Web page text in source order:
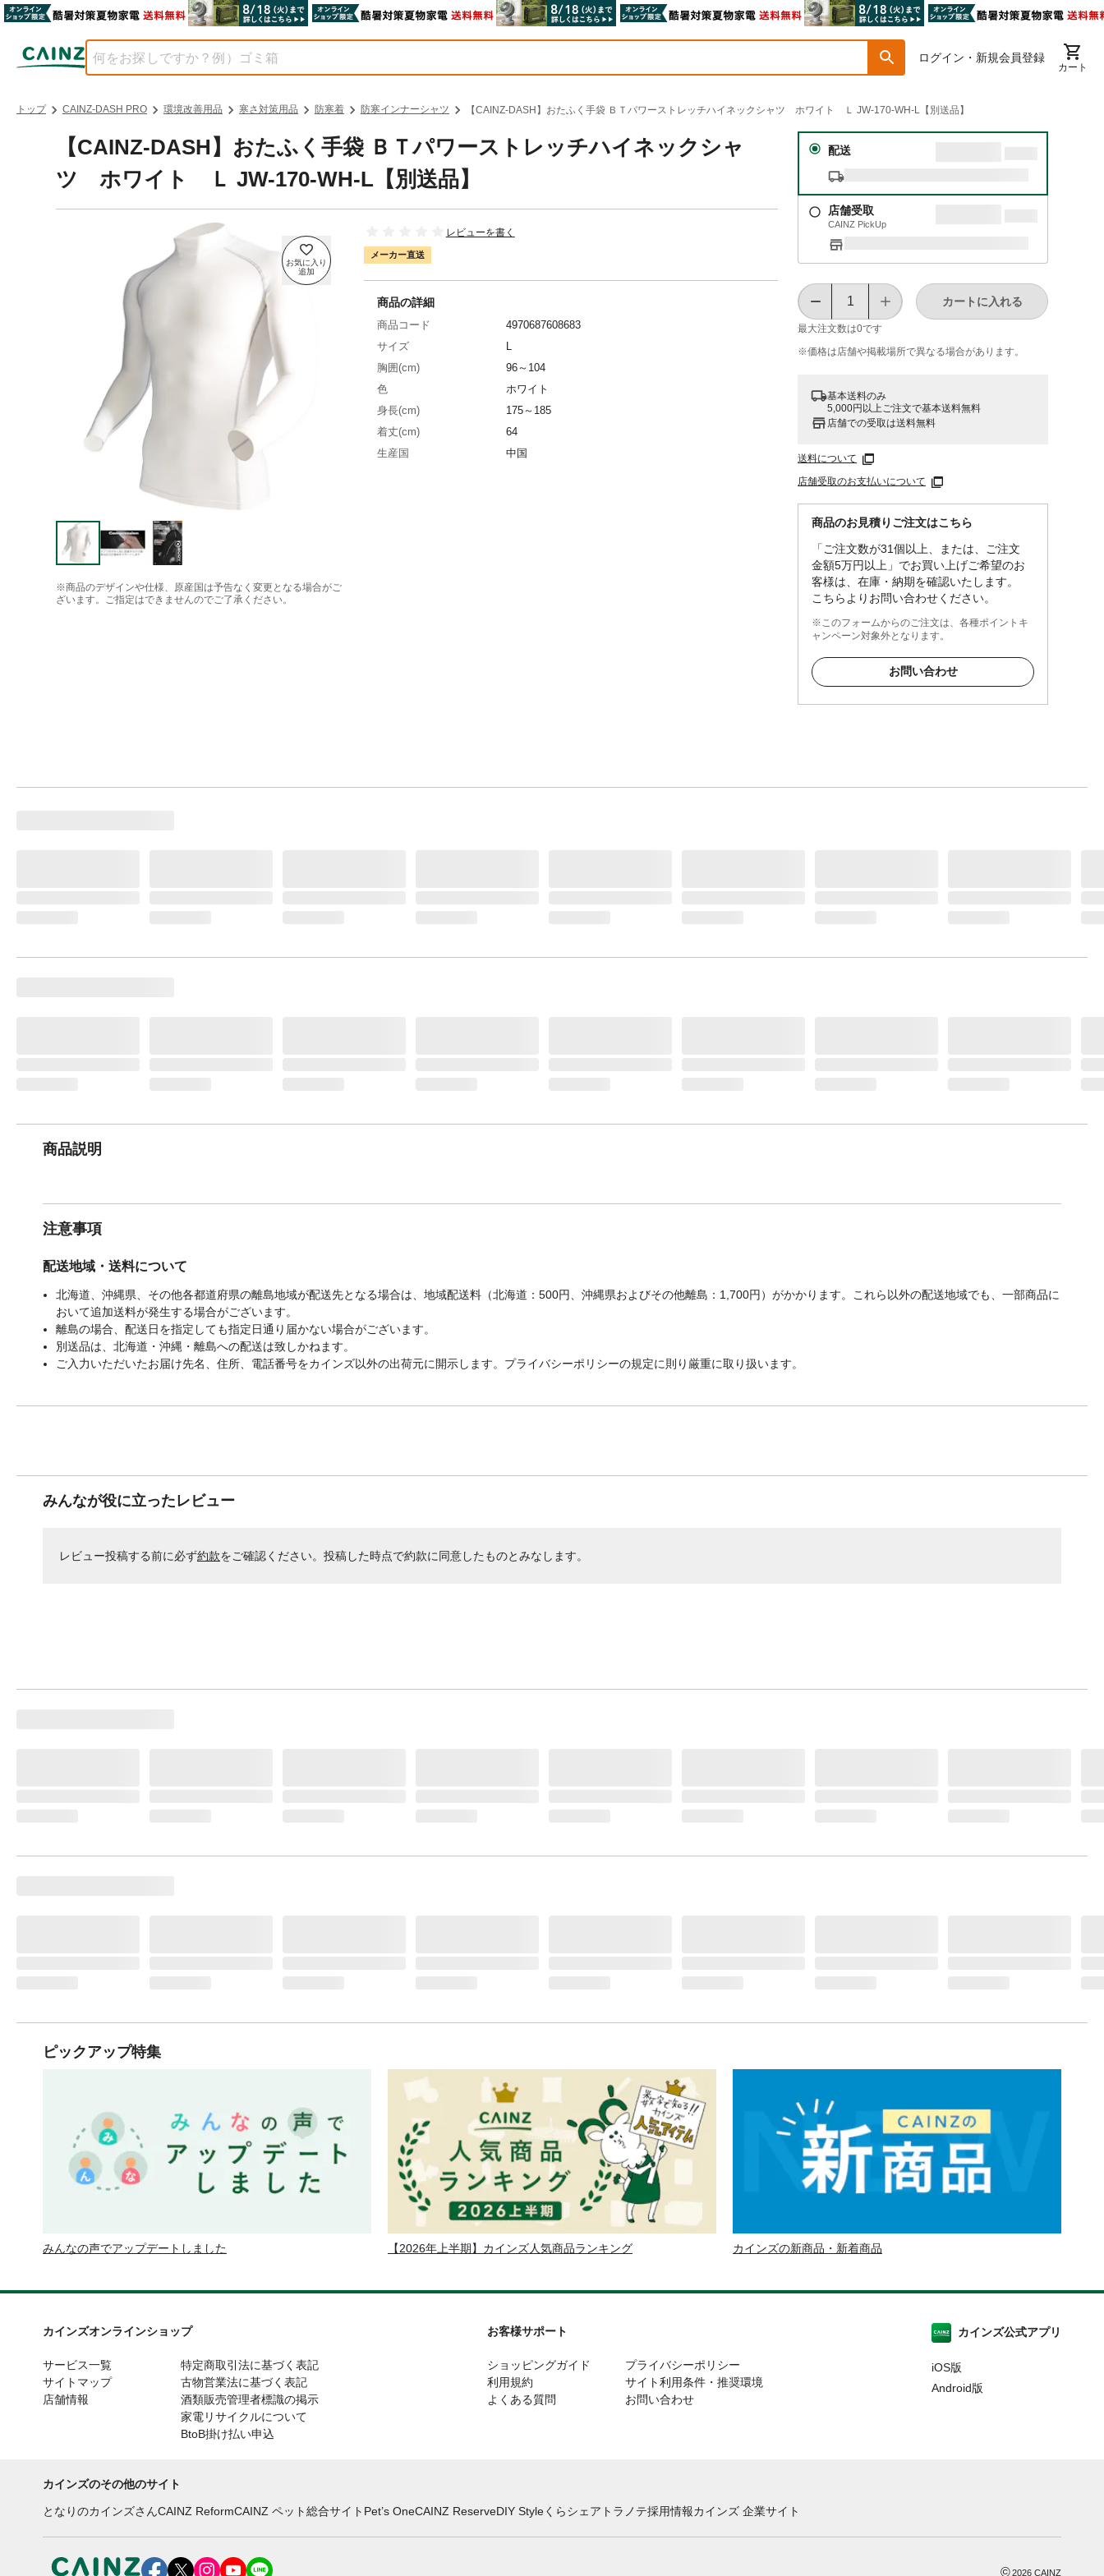
ログイン・新規会員登録
カート
トップ CAINZ-DASH PRO 環境改善用品 寒さ対策用品 防寒着 防寒インナーシャツ 【CAINZ-DASH】おたふく手袋 ＢＴパワーストレッチハイネックシャツ ホワイト Ｌ JW-170-WH-L【別送品】
【CAINZ-DASH】おたふく手袋 ＢＴパワーストレッチハイネックシャ
ツ ホワイト Ｌ JW-170-WH-L【別送品】
※商品のデザインや仕様、原産国は予告なく変更となる場合がご
ざいます。ご指定はできませんのでご了承ください。
レビューを書く
メーカー直送
配送
店舗受取
CAINZ PickUp
最大注文数は0です
カートに入れる
※価格は​店舗や​掲載場所で​異なる​場合が​あります。
基本送料のみ
5,000円以上ご注文で基本送料無料
店舗での受取は送料無料
送料について
店舗受取のお支払いについて
商品のお見積りご注文はこちら
「ご注文数が31個以上、または、ご注文
金額5万円以上」でお買い上げご希望のお
客様は、在庫・納期を確認いたします。
こちらよりお問い合わせください。
※このフォームからのご注文は、各種ポイントキ
ャンペーン対象外となります。
お問い合わせ
商品の詳細
商品コード
4970687608683
サイズ
L
胸囲(cm)
96～104
色
ホワイト
身長(cm)
175～185
着丈(cm)
64
生産国
中国
商品説明
注意事項
配送地域・送料について
北海道、沖縄県、その他各都道府県の離島地域が配送先となる場合は、地域配送料（北海道：500円、沖縄県およびその他離島：1,700円）がかかります。これら以外の配送地域でも、一部商品に
おいて追加送料が発生する場合がございます。
離島の場合、配送日を指定しても指定日通り届かない場合がございます。
別送品は、北海道・沖縄・離島への配送は致しかねます。
ご入力いただいたお届け先名、住所、電話番号をカインズ以外の出荷元に開示します。プライバシーポリシーの規定に則り厳重に取り扱います。
みんなが役に立ったレビュー
レビュー投稿する前に必ず約款をご確認ください。投稿した時点で約款に同意したものとみなします。
ピックアップ特集
みんなの声でアップデートしました 【2026年上半期】カインズ人気商品ランキング カインズの新商品・新着商品
カインズオンラインショップ
サービス一覧
サイトマップ
店舗情報
特定商取引法に基づく表記
古物営業法に基づく表記
酒類販売管理者標識の掲示
家電リサイクルについて
BtoB掛け払い申込
お客様サポート
ショッピングガイド
利用規約
よくある質問
プライバシーポリシー
サイト利用条件・推奨環境
お問い合わせ
カインズ公式アプリ
iOS版
Android版
カインズのその他のサイト
となりのカインズさんCAINZ ReformCAINZ ペット総合サイト Pet’s OneCAINZ ReserveDIY Styleくらシェア トラノテ採用情報カインズ 企業サイト
©2026 CAINZ